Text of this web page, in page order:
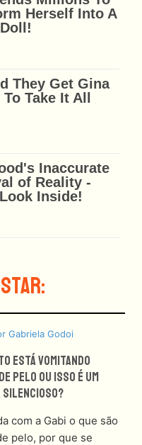
Está Vomitando
Pelo Ou Isso É Um
Gabriela Godoi
com a Gabi o que são
pelo, por que se